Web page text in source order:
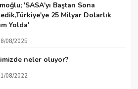
'SASA'yı Baştan Sona
25 Milyar Dolarlık
Yolda'
08/2025
neler oluyor?
08/2022